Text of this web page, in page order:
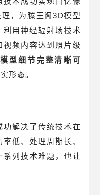
，为滕王阁3D模型
用神经辐射场技术
频内容达到照片级
型细节完整清晰可
形态。
解决了传统技术在
低、处理周期长、
列技术难题，也让